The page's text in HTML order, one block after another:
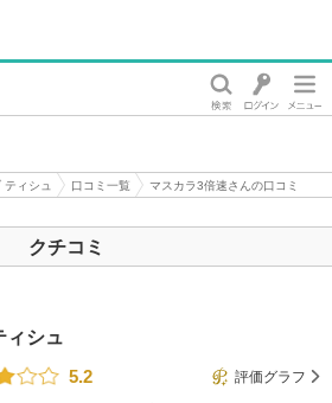
ティシュ 口コミ一覧
マスカラ3倍速さんの口コミ
クチコミ
ィシュ
5.2
評価グラフ